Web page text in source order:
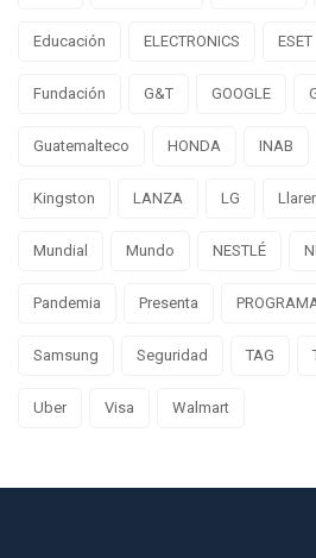
Educación ELECTRONICS ESET
Fundación G&T GOOGLE
Guatemalteco HONDA INAB
Kingston LANZA LG
Mundial Mundo NESTLÉ
Pandemia Presenta
Samsung Seguridad TAG
Uber Visa Walmart